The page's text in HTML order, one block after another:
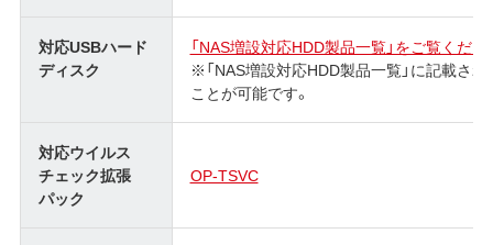
対応USBハード
ディスク
「NAS増設対応HDD製品一覧」をご覧くださ
※「NAS増設対応HDD製品一覧」に記載さ
ことが可能です。
対応ウイルス
チェック拡張
パック
OP-TSVC